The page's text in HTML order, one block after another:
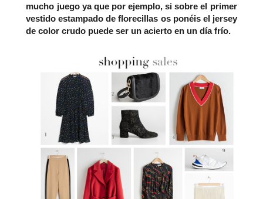
mucho juego ya que por ejemplo, si sobre el primer
vestido estampado de florecillas os ponéis el jersey
de color crudo puede ser un acierto en un día frío.